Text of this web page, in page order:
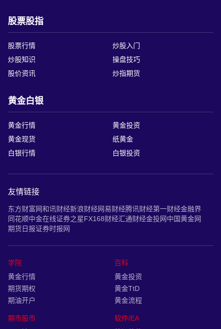
股票股指
股票行情
炒股入门
炒股知识
操盘技巧
股价资讯
炒指期货
黄金白银
黄金行情
黄金投资
黄金现货
纸黄金
白银行情
白银投资
友情链接
东方财富网和讯财经新浪财经网易财经腾讯财经第一财经金融界
同花顺中金在线证券之星FX168财经汇通财经金投网中国黄金网
期货日报证券时报网
学院
黄金行情
期货期权
期油开户
百科
黄金投资
黄金TtD
黄金流程
期市股市
软件/EA